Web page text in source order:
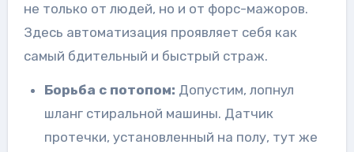
не только от людей, но и от форс-мажоров.
Здесь автоматизация проявляет себя как
самый бдительный и быстрый страж.
Борьба с потопом: Допустим, лопнул
шланг стиральной машины. Датчик
протечки, установленный на полу, тут же